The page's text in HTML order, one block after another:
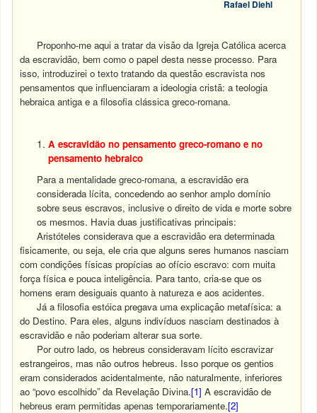
Rafael Diehl
Proponho-me aqui a tratar da visão da Igreja Católica acerca
da escravidão, bem como o papel desta nesse processo. Para
isso, introduzirei o texto tratando da questão escravista nos
pensamentos que influenciaram a ideologia cristã: a teologia
hebraica antiga e a filosofia clássica greco-romana.
A escravidão no pensamento greco-romano e no
pensamento hebraico
Para a mentalidade greco-romana, a escravidão era
considerada lícita, concedendo ao senhor amplo domínio
sobre seus escravos, inclusive o direito de vida e morte sobre
os mesmos. Havia duas justificativas principais:
Aristóteles considerava que a escravidão era determinada
fisicamente, ou seja, ele cria que alguns seres humanos nasciam
com condições físicas propícias ao ofício escravo: com muita
força física e pouca inteligência. Para tanto, cria-se que os
homens eram desiguais quanto à natureza e aos acidentes.
Já a filosofia estóica pregava uma explicação metafísica: a
do Destino. Para eles, alguns indivíduos nasciam destinados à
escravidão e não poderiam alterar sua sorte.
Por outro lado, os hebreus consideravam lícito escravizar
estrangeiros, mas não outros hebreus. Isso porque os gentios
eram considerados acidentalmente, não naturalmente, inferiores
ao “povo escolhido” da Revelação Divina.[1] A escravidão de
hebreus eram permitidas apenas temporariamente.[2]